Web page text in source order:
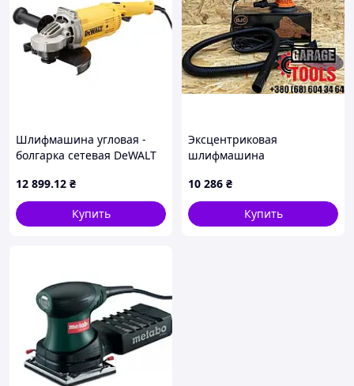
Шлифмашина угловая -
болгарка сетевая DeWALT
12 899.12 ₴
Купить
Эксцентриковая
шлифмашина
шліфувальна машина
10 286 ₴
Купить